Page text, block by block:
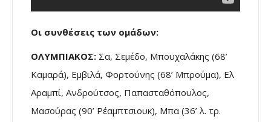
Οι συνθέσεις των ομάδων:
ΟΛΥΜΠΙΑΚΟΣ: Σα, Σεμέδο, Μπουχαλάκης (68’
Καμαρά), Εμβιλά, Φορτούνης (68’ Μπρούμα), Ελ
Αραμπί, Ανδρούτσος, Παπασταθόπουλος,
Μασούρας (90’ Ρέαμπτσιουκ), Μπα (36’ λ. τρ.